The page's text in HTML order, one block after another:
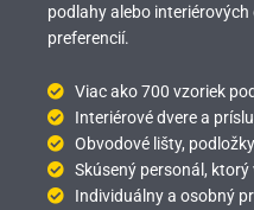
podlahy alebo
preferencií.
Viac ako 700 vzoriek
Interiérové dvere a
Obvodové lišty,
Skúsený personál,
Individuálny a osobný